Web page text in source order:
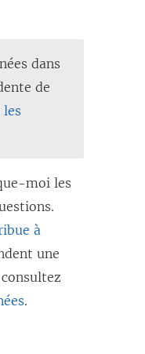
dans
de
les
moi les
à
une
.